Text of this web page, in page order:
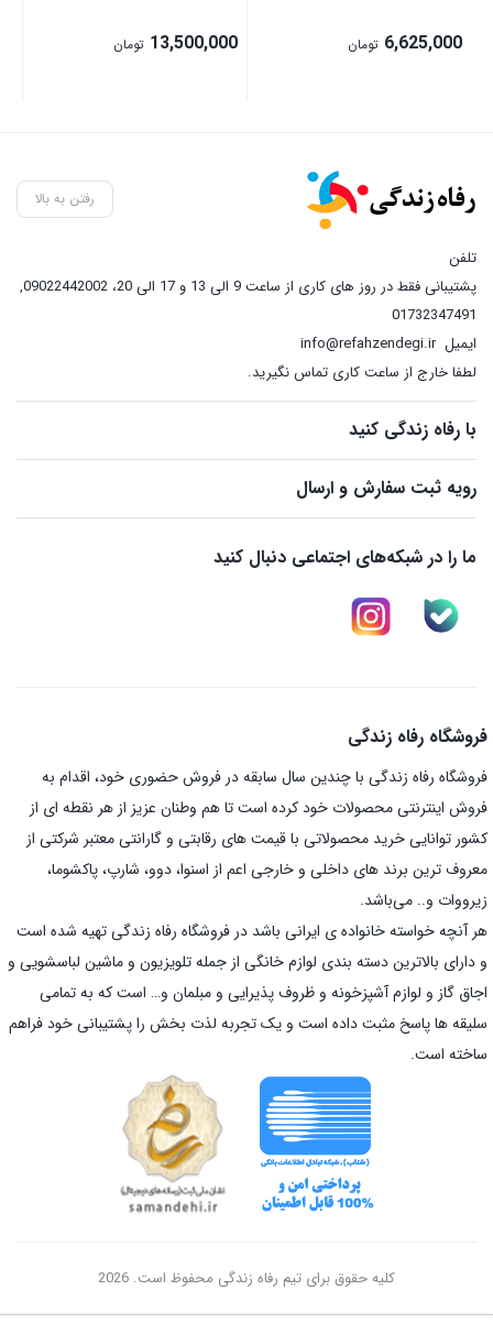
6,625,000 تومان 13,500,000 تومان
رفتن به بالا
تلفن
پشتیبانی فقط در روز های کاری از ساعت 9 الی 13 و 17 الی 20، 09022442002
,
01732347491
ایمیلinfo@refahzendegi.ir
لطفا خارج از ساعت کاری تماس نگیرید.
با رفاه زندگی کنید
رویه ثبت سفارش و ارسال
ما را در شبکه‌های اجتماعی دنبال کنید
فروشگاه رفاه زندگی
فروشگاه رفاه زندگی با چندین سال سابقه در فروش حضوری خود، اقدام به
فروش اینترنتی محصولات خود کرده است تا هم وطنان عزیز از هر نقطه ای از
کشور توانایی خرید محصولاتی با قیمت های رقابتی و گارانتی معتبر شرکتی از
معروف ترین برند های داخلی و خارجی اعم از اسنوا، دوو، شارپ، پاکشوما،
زیرووات و.. می‌باشد.
هر آنچه خواسته خانواده ی ایرانی باشد در فروشگاه رفاه زندگی تهیه شده است
و دارای بالاترین دسته بندی لوازم خانگی از جمله تلویزیون و ماشین لباسشویی و
اجاق گاز و لوازم آشپزخونه و ظروف پذیرایی و مبلمان و… است که به تمامی
سلیقه ها پاسخ مثبت داده است و یک تجربه لذت بخش را پشتیبانی خود فراهم
ساخته است.
کلیه حقوق برای تیم رفاه زندگی محفوظ است. 2026